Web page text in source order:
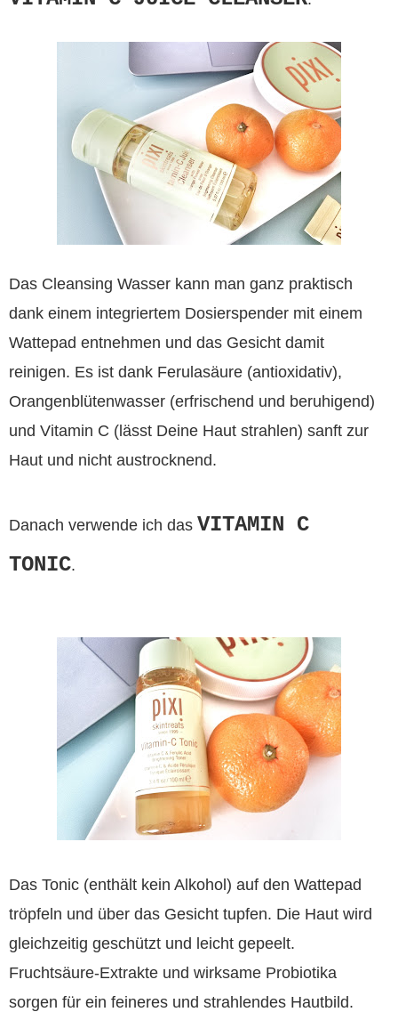
Das Cleansing Wasser kann man ganz praktisch
dank einem integriertem Dosierspender mit einem
Wattepad entnehmen und das Gesicht damit
reinigen. Es ist dank Ferulasäure (antioxidativ),
Orangenblütenwasser (erfrischend und beruhigend)
und Vitamin C (lässt Deine Haut strahlen) sanft zur
Haut und nicht austrocknend.
Danach verwende ich das VITAMIN C
TONIC.
Das Tonic (enthält kein Alkohol) auf den Wattepad
tröpfeln und über das Gesicht tupfen. Die Haut wird
gleichzeitig geschützt und leicht gepeelt.
Fruchtsäure-Extrakte und wirksame Probiotika
sorgen für ein feineres und strahlendes Hautbild.